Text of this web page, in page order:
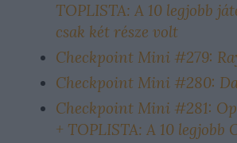
TOPLISTA: A 10 legjobb
csak két része volt
Checkpoint Mini #279:
Checkpoint Mini #280:
Checkpoint Mini #281:
+ TOPLISTA: A 10 legjobb